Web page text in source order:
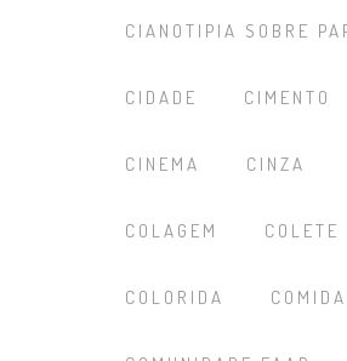
CIANOTIPIA SOBRE
CIDADE CIMENTO
CINEMA CINZA
COLAGEM COLETE
COLORIDA COMIDA